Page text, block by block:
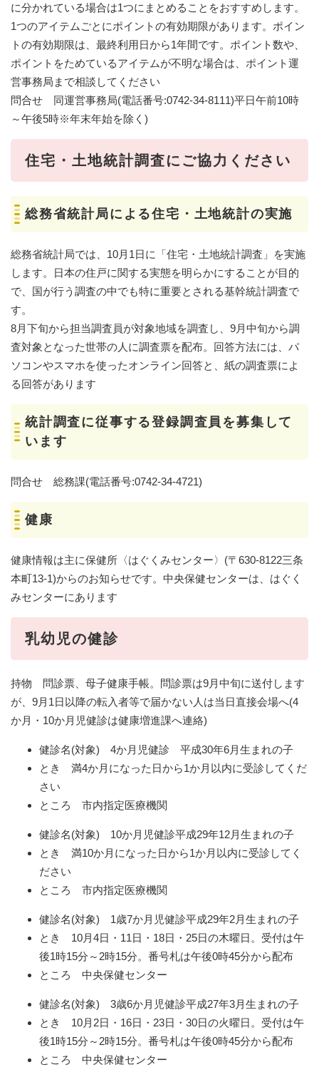
に分かれている場合は1つにまとめることをおすすめします。
1つのアイテムごとにポイントの有効期限があります。ポイン
トの有効期限は、最終利用日から1年間です。ポイント数や、
ポイントをためているアイテムが不明な場合は、ポイント運
営事務局まで相談してください
問合せ 同運営事務局(電話番号:0742-34-8111)平日午前10時
～午後5時※年末年始を除く)
住宅・土地統計調査にご協力ください
総務省統計局による住宅・土地統計の実施
総務省統計局では、10月1日に「住宅・土地統計調査」を実施
します。日本の住戸に関する実態を明らかにすることが目的
で、国が行う調査の中でも特に重要とされる基幹統計調査で
す。
8月下旬から担当調査員が対象地域を調査し、9月中旬から調
査対象となった世帯の人に調査票を配布。回答方法には、パ
ソコンやスマホを使ったオンライン回答と、紙の調査票によ
る回答があります
統計調査に従事する登録調査員を募集して
います
問合せ 総務課(電話番号:0742-34-4721)
健康
健康情報は主に保健所〈はぐくみセンター〉(〒630-8122三条
本町13-1)からのお知らせです。中央保健センターは、はぐく
みセンターにあります
乳幼児の健診
持物 問診票、母子健康手帳。問診票は9月中旬に送付します
が、9月1日以降の転入者等で届かない人は当日直接会場へ(4
か月・10か月児健診は健康増進課へ連絡)
健診名(対象) 4か月児健診 平成30年6月生まれの子
とき 満4か月になった日から1か月以内に受診してくだ
さい
ところ 市内指定医療機関
健診名(対象) 10か月児健診平成29年12月生まれの子
とき 満10か月になった日から1か月以内に受診してく
ださい
ところ 市内指定医療機関
健診名(対象) 1歳7か月児健診平成29年2月生まれの子
とき 10月4日・11日・18日・25日の木曜日。受付は午
後1時15分～2時15分。番号札は午後0時45分から配布
ところ 中央保健センター
健診名(対象) 3歳6か月児健診平成27年3月生まれの子
とき 10月2日・16日・23日・30日の火曜日。受付は午
後1時15分～2時15分。番号札は午後0時45分から配布
ところ 中央保健センター